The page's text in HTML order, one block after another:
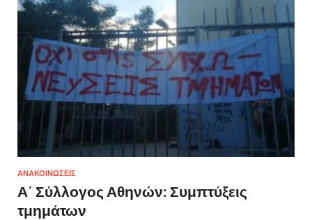
ΑΝΑΚΟΙΝΩΣΕΙΣ
Α΄ Σύλλογος Αθηνών: Συμπτύξεις
τμημάτων